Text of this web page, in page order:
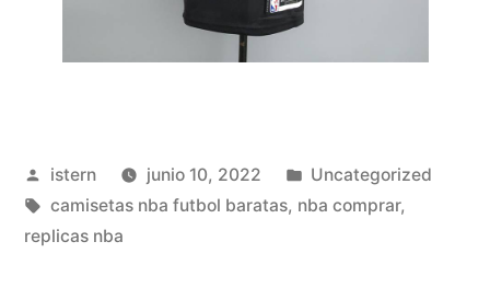
Publicado
por
istern junio 10, 2022
Publicado
en
Uncategorized
Etiquetas:
camisetas nba futbol baratas, nba comprar,
replicas nba